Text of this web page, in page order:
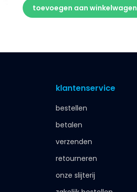
toevoegen aan winkelwagen
klantenservice
bestellen
betalen
verzenden
retourneren
onze slijterij